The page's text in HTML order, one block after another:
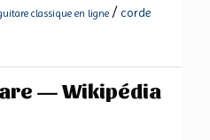
classique en ligne /corde
— Wikipédia